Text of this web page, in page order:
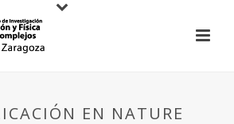
EN NATURE